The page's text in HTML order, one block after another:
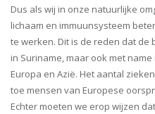
Dus als wij in onze natuurlijke
lichaam en immuunsysteem
te werken. Dit is de reden dat
in Suriname, maar ook met
Europa en Azië. Het aantal
toe mensen van Europese
Echter moeten we erop wijzen